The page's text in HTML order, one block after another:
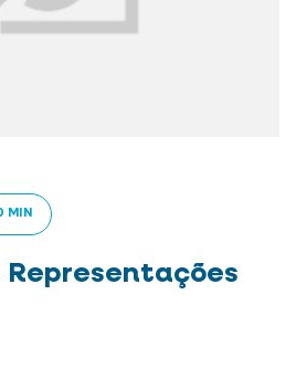
MIN
Representações